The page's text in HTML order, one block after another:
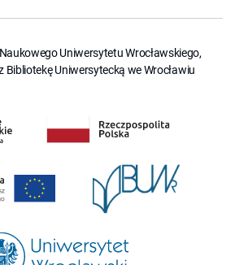
Uniwersytetu Wrocławskiego,
Bibliotekę Uniwersytecką we Wrocławiu